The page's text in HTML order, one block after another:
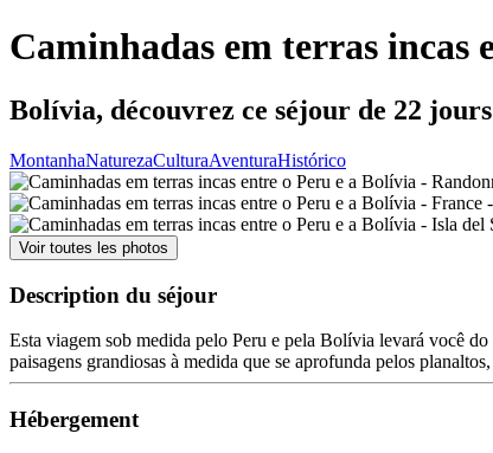
Caminhadas em terras incas
Bolívia, découvrez ce séjour de 22 jours
MontanhaNaturezaCulturaAventuraHistórico
Voir toutes les photos
Description du séjour
Esta viagem sob medida pelo Peru e pela Bolívia levará você
paisagens grandiosas à medida que se aprofunda pelos
Hébergement